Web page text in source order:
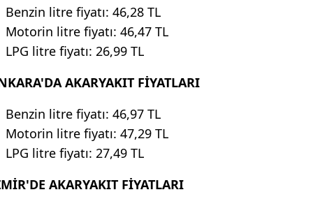
Benzin litre fiyatı: 46,28 TL
Motorin litre fiyatı: 46,47 TL
LPG litre fiyatı: 26,99 TL
AKARYAKIT FİYATLARI
Benzin litre fiyatı: 46,97 TL
Motorin litre fiyatı: 47,29 TL
LPG litre fiyatı: 27,49 TL
AKARYAKIT FİYATLARI